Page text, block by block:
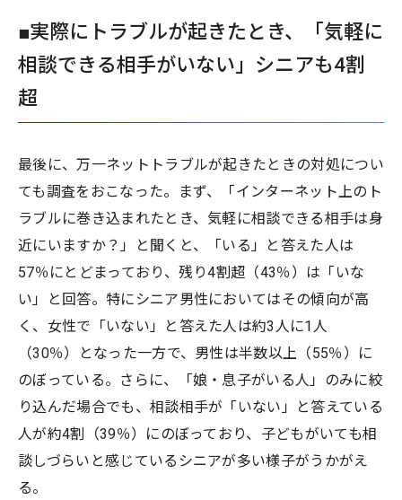
■実際にトラブルが起きたとき、「気軽に
相談できる相手がいない」シニアも4割
超
最後に、万一ネットトラブルが起きたときの対処につい
ても調査をおこなった。まず、「インターネット上のト
ラブルに巻き込まれたとき、気軽に相談できる相手は身
近にいますか？」と聞くと、「いる」と答えた人は
57％にとどまっており、残り4割超（43％）は「いな
い」と回答。特にシニア男性においてはその傾向が高
く、女性で「いない」と答えた人は約3人に1人
（30％）となった一方で、男性は半数以上（55％）に
のぼっている。さらに、「娘・息子がいる人」のみに絞
り込んだ場合でも、相談相手が「いない」と答えている
人が約4割（39％）にのぼっており、子どもがいても相
談しづらいと感じているシニアが多い様子がうかがえ
る。